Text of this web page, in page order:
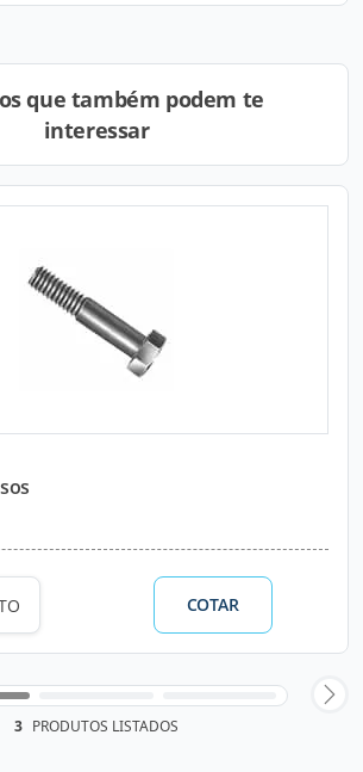
que também podem te
interessar
COTAR
3 PRODUTOS LISTADOS